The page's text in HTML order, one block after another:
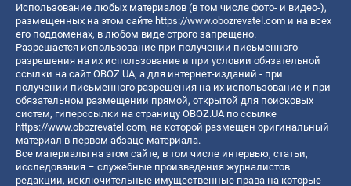
Использование любых материалов (в том числе фото- и видео-),
размещенных на этом сайте https://www.obozrevatel.com и на всех
его поддоменах, в любом виде строго запрещено.
Разрешается использование при получении письменного
разрешения на их использование и при условии обязательной
ссылки на сайт OBOZ.UA, а для интернет-изданий - при
получении письменного разрешения на их использование и при
обязательном размещении прямой, открытой для поисковых
систем, гиперссылки на страницу OBOZ.UA по ссылке
https://www.obozrevatel.com, на которой размещен оригинальный
материал в первом абзаце материала.
Все материалы на этом сайте, в том числе интервью, статьи,
исследования – служебные произведения журналистов
редакции, исключительные имущественные права на которые